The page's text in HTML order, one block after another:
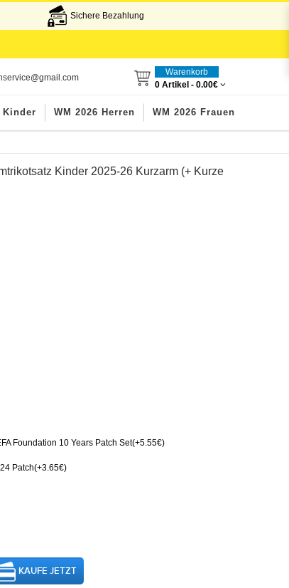
Sichere Bezahlung
Warenkorb
0 Artikel - 0.00€
Kinder WM 2026 Herren WM 2026 Frauen
Kinder 2025-26 Kurzarm (+ Kurze
Foundation 10 Years Patch Set(+5.55€)
Patch(+3.65€)
KAUFE JETZT